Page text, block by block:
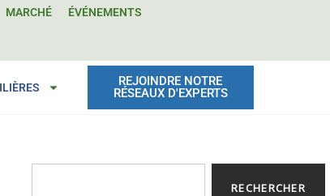
MARCHÉ ÉVÉNEMENTS
REJOINDRE NOTRE
RÉSEAUX D'EXPERTS
RECHERCHER